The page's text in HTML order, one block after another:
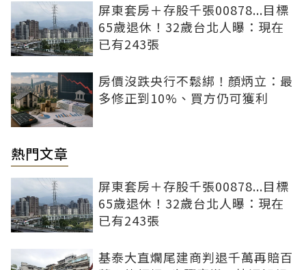
屏東套房＋存股千張00878...目標
65歲退休！32歲台北人曝：現在
已有243張
房價沒跌央行不鬆綁！顏炳立：最
多修正到10%、買方仍可獲利
熱門文章
屏東套房＋存股千張00878...目標
65歲退休！32歲台北人曝：現在
已有243張
基泰大直爛尾建商判退千萬再賠百